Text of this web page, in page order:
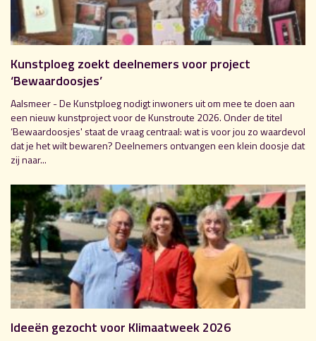
Kunstploeg zoekt deelnemers voor project
‘Bewaardoosjes’
Aalsmeer - De Kunstploeg nodigt inwoners uit om mee te doen aan
een nieuw kunstproject voor de Kunstroute 2026. Onder de titel
‘Bewaardoosjes' staat de vraag centraal: wat is voor jou zo waardevol
dat je het wilt bewaren? Deelnemers ontvangen een klein doosje dat
zij naar...
Ideeën gezocht voor Klimaatweek 2026